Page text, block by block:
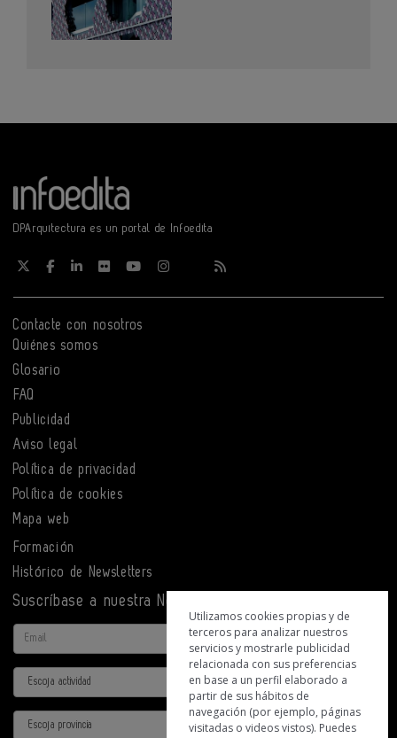
DPArquitectura es un portal de Infoedita
Contacte con nosotros
Quiénes somos
Glosario
FAQ
Publicidad
Aviso legal
Política de privacidad
Política de cookies
Mapa web
Formación
Histórico de Newsletters
Suscríbase a nuestra Newsletter
Email
Actividad
Provincia
Utilizamos cookies propias y de
terceros para analizar nuestros
servicios y mostrarle publicidad
relacionada con sus preferencias
en base a un perfil elaborado a
partir de sus hábitos de
navegación (por ejemplo, páginas
visitadas o videos vistos). Puedes